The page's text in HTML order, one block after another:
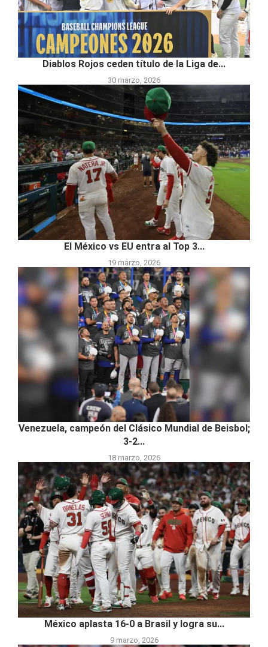
Diablos Rojos ceden título de la Liga de...
30 marzo, 2026
El México vs EU entra al Top 3...
19 marzo, 2026
Venezuela, campeón del Clásico Mundial de Beisbol;
3-2...
18 marzo, 2026
México aplasta 16-0 a Brasil y logra su...
9 marzo, 2026